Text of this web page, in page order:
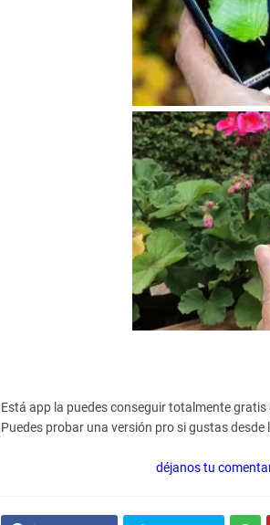
Está app la puedes conseguir totalmente gratis
Puedes probar una versión pro si gustas desde
déjanos tu